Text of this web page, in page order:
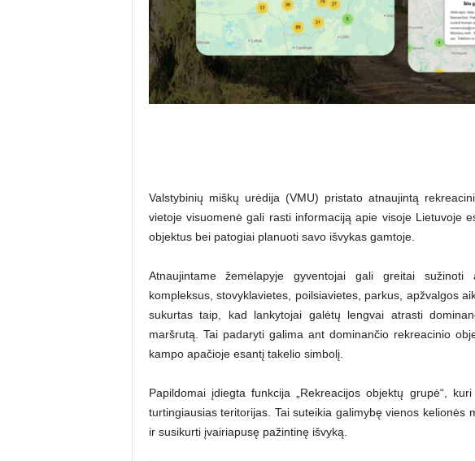
Valstybinių miškų urėdija (VMU) pristato atnaujintą
vietoje visuomenė gali rasti informaciją apie visoje Lietuvoje
objektus bei patogiai planuoti savo išvykas gamtoje.
Atnaujintame žemėlapyje gyventojai gali greitai
kompleksus, stovyklavietes, poilsiavietes, parkus, apžvalgos
sukurtas taip, kad lankytojai galėtų lengvai atrasti
maršrutą. Tai padaryti galima ant dominančio rekreacinio
kampo apačioje esantį takelio simbolį.
Papildomai įdiegta funkcija „Rekreacijos objektų grupė“,
turtingiausias teritorijas. Tai suteikia galimybę vienos kelionės
ir susikurti įvairiapusę pažintinę išvyką.